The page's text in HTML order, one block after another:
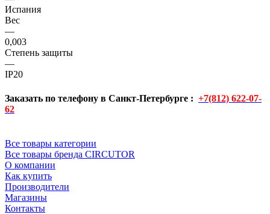
Испания
Вес
—
0,003
Cтепень защиты
—
IP20
Заказать по телефону в Санкт-Петербурге : +7(812) 622-07-
62
Все товары категории
Все товары бренда CIRCUTOR
О компании
Как купить
Производители
Магазины
Контакты